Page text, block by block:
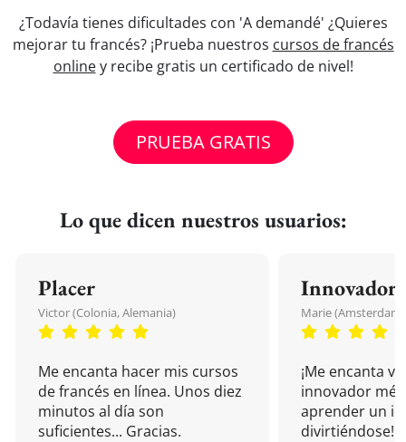
¿Todavía tienes dificultades con 'A demandé' ¿Quieres
mejorar tu francés? ¡Prueba nuestros cursos de francés
onliney recibe gratis un certificado de nivel!
PRUEBA GRATIS
Lo que dicen nuestros usuarios:
Placer
Victor (Colonia, Alemania)
Me encanta hacer mis cursos
de francés en línea. Unos diez
minutos al día son
suficientes... Gracias.
Innovador
Marie (Amsterdam,
¡Me encanta
innovador
aprender un
divirtiéndose!